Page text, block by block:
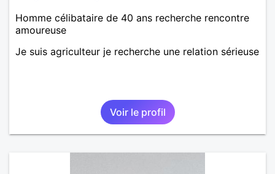
Homme célibataire de 40 ans recherche rencontre
amoureuse
Je suis agriculteur je recherche une relation sérieuse
Voir le profil